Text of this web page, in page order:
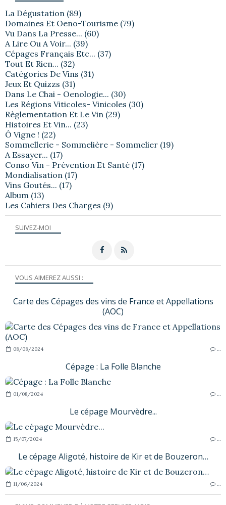
SUIVEZ-MOI
VOUS AIMEREZ AUSSI :
Carte des Cépages des vins de France et Appellations
(AOC)
08/08/2024
Cépage : La Folle Blanche
01/08/2024
Le cépage Mourvèdre...
15/07/2024
Le cépage Aligoté, histoire de Kir et de Bouzeron…
11/06/2024
La Dégustation (89)
Domaines Et Oeno-Tourisme (79)
Vu Dans La Presse... (60)
A Lire Ou A Voir... (39)
Cépages Français Etc... (37)
Tout Et Rien... (32)
Catégories De Vins (31)
Jeux Et Quizzs (31)
Dans Le Chai - Oenologie... (30)
Les Régions Viticoles- Vinicoles (30)
Règlementation Et Le Vin (29)
Histoires Et Vin... (23)
Ô Vigne ! (22)
Sommellerie - Sommelière - Sommelier (19)
A Essayer... (17)
Conso Vin - Prévention Et Santé (17)
Mondialisation (17)
Vins Goutés... (17)
Album (13)
Les Cahiers Des Charges (9)